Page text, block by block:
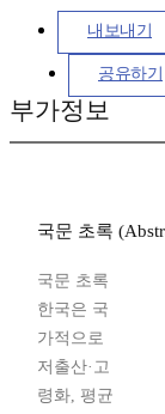
내보내기
공유하기
부가정보
국문 초록
국문 초록
한국은 국
가적으로
저출산·고
령화, 평균